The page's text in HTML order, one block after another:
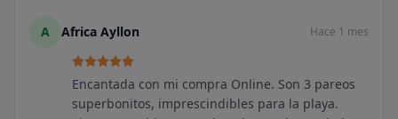
A Africa Ayllon Hace 1 mes
Encantada con mi compra Online. Son 3 pareos
superbonitos, imprescindibles para la playa.